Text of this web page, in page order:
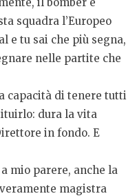
squadra l’Europeo
e tu sai che più segna,
nelle partite che
capacità di tenere tutti
dura la vita
in fondo. E
mio parere, anche la
magistra